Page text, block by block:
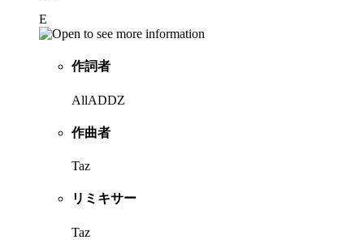
E
作詞者
AllADDZ
作曲者
Taz
リミキサー
Taz